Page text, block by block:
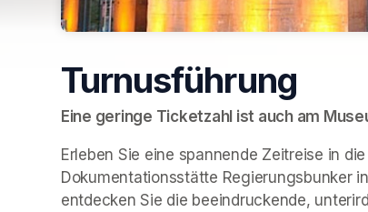
Turnusführung
Eine geringe Ticketzahl ist auch am
Erleben Sie eine spannende Zeitreise in
Dokumentationsstätte Regierungsbunker
entdecken Sie die beeindruckende,